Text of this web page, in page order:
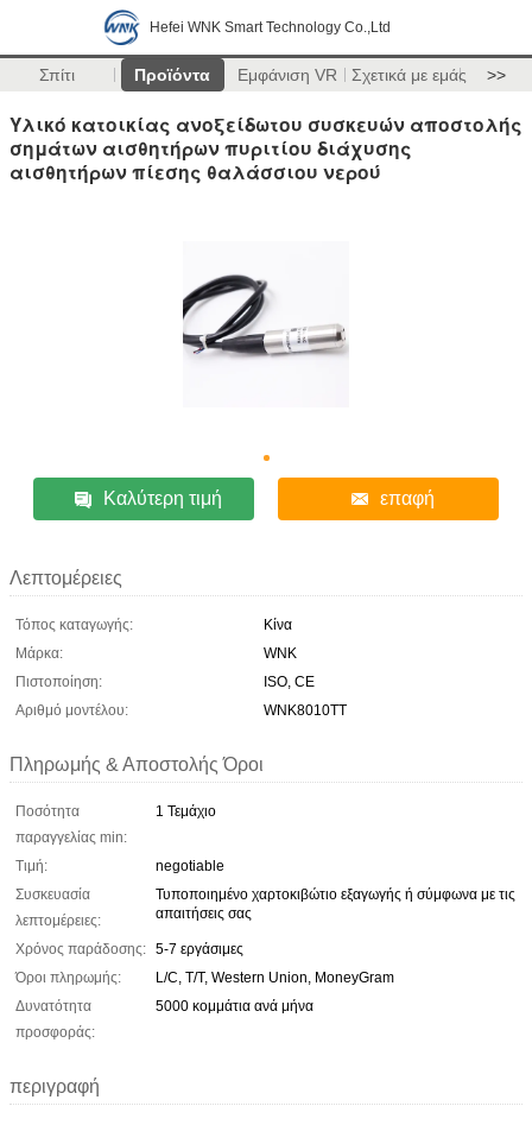
Hefei WNK Smart Technology Co.,Ltd
Σπίτι Προϊόντα Εμφάνιση VR Σχετικά με εμάς >>
Υλικό κατοικίας ανοξείδωτου συσκευών αποστολής
σημάτων αισθητήρων πυριτίου διάχυσης
αισθητήρων πίεσης θαλάσσιου νερού
Καλύτερη τιμή επαφή
Λεπτομέρειες
Τόπος καταγωγής:
Κίνα
Μάρκα:
WNK
Πιστοποίηση:
ISO, CE
Αριθμό μοντέλου:
WNK8010TT
Πληρωμής & Αποστολής Όροι
Ποσότητα
παραγγελίας min:
1 Τεμάχιο
Τιμή:
negotiable
Συσκευασία
λεπτομέρειες:
Τυποποιημένο χαρτοκιβώτιο εξαγωγής ή σύμφωνα με τις
απαιτήσεις σας
Χρόνος παράδοσης: 5-7 εργάσιμες
Όροι πληρωμής:
L/C, T/T, Western Union, MoneyGram
Δυνατότητα
προσφοράς:
5000 κομμάτια ανά μήνα
περιγραφή